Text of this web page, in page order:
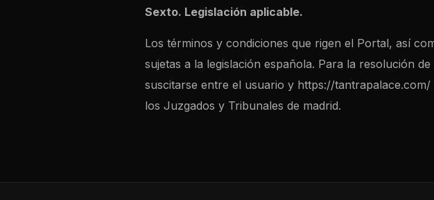
Sexto. Legislación aplicable.
Los términos y condiciones que rigen el Portal, así
sujetas a la legislación española. Para la resolución
suscitarse entre el usuario y https://
los Juzgados y Tribunales de madrid.